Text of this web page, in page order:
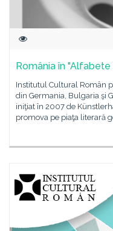
România în
Institutul Cultural Român
din Germania, Bulgaria şi
iniţiat în 2007 de
promova pe piaţa literară